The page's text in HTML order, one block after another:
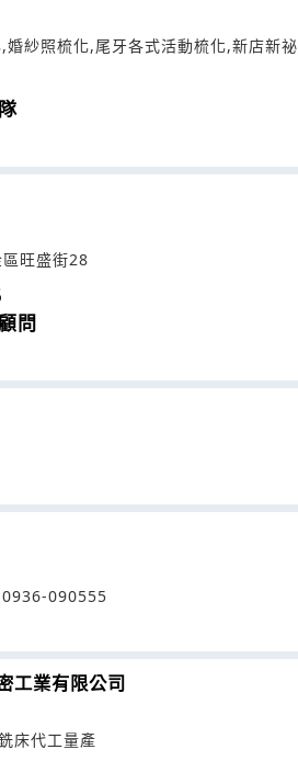
紗照梳化,尾牙各式活動梳化,新店新祕
旺盛街28
問
0936-090555
工業有限公司
床代工量產